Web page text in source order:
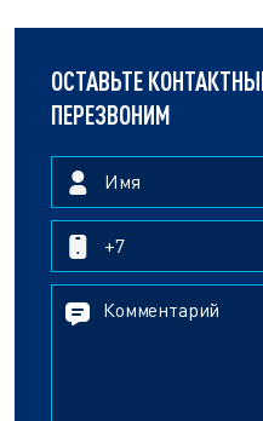
ОСТАВЬТЕ
ПЕРЕЗВОНИМ